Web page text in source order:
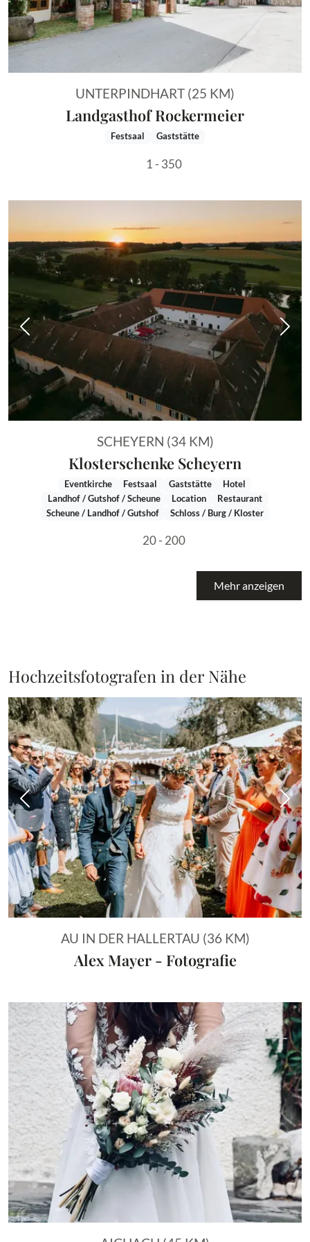
UNTERPINDHART (25 KM)
Landgasthof Rockermeier
Festsaal Gaststätte
1 - 350
Vorheriges Bild
SCHEYERN (34 KM)
Klosterschenke Scheyern
Eventkirche Festsaal Gaststätte
Hotel
Landhof / Gutshof / Scheune
Location
Restaurant
Scheune / Landhof / Gutshof
Schloss / Burg / Kloster
20 - 200
Mehr anzeigen
Hochzeitsfotografen in der Nähe
Vorheriges Bild
AU IN DER HALLERTAU (36 KM)
Alex Mayer - Fotografie